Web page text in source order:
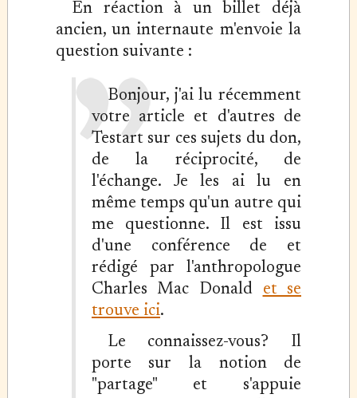
En réaction à un billet déjà
ancien, un internaute m'envoie la
question suivante :
Bonjour, j'ai lu récemment
votre article et d'autres de
Testart sur ces sujets du don,
de la réciprocité, de
l'échange. Je les ai lu en
même temps qu'un autre qui
me questionne. Il est issu
d'une conférence de et
rédigé par l'anthropologue
Charles Mac Donald et se
trouve ici.
Le connaissez-vous? Il
porte sur la notion de
"partage" et s'appuie